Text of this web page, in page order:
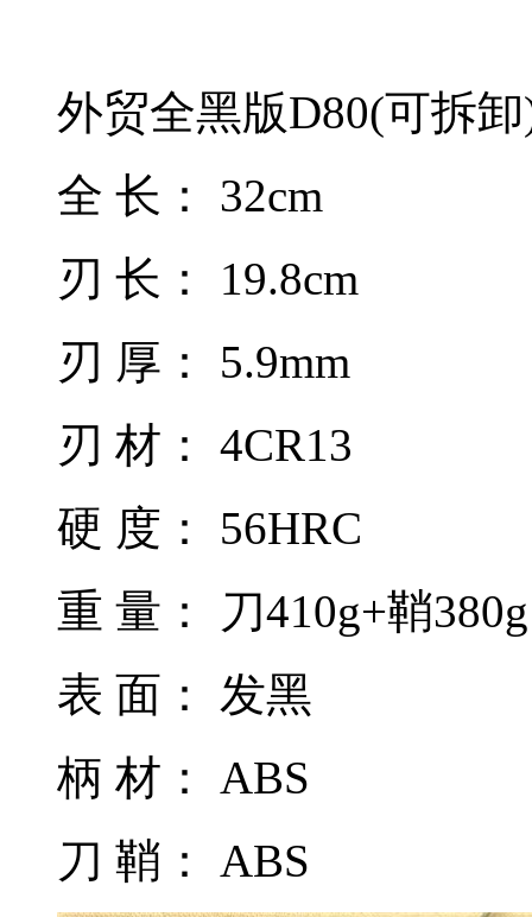
外贸全黑版D80(可拆
全 长： 32cm
刃 长： 19.8cm
刃 厚： 5.9mm
刃 材： 4CR13
硬 度： 56HRC
重 量： 刀410g+鞘
表 面： 发黑
柄 材： ABS
刀 鞘： ABS